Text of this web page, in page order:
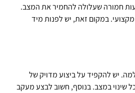
חמורה שעלולה להחמיר את המצב.
במקום זאת, יש לפנות מיד
יש להקפיד על ביצוע מדויק של
שינוי במצב. בנוסף, חשוב לבצע מעקב